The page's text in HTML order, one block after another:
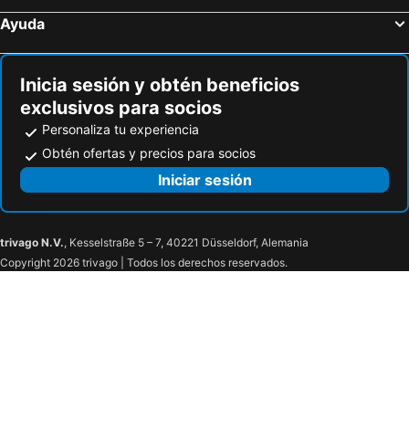
Ayuda
Inicia sesión y obtén beneficios
exclusivos para socios
Personaliza tu experiencia
Obtén ofertas y precios para socios
Iniciar sesión
trivago N.V., Kesselstraße 5 – 7, 40221 Düsseldorf, Alemania
Copyright 2026 trivago | Todos los derechos reservados.